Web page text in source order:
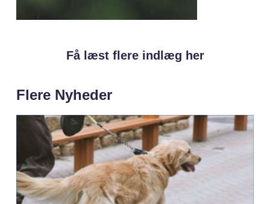
Få læst flere indlæg her
Flere Nyheder